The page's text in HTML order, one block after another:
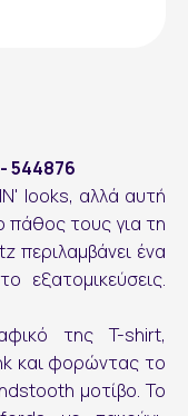
544876
looks, αλλά αυτή
τους για τη
περιλαμβάνει ένα
εξατομικεύσεις.
της T-shirt,
και φορώντας το
μοτίβο. Το